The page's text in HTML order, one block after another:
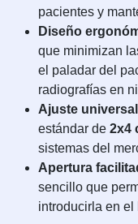
pacientes y
Diseño
que minimizan
el paladar del
radiografías en
Ajuste
estándar de 2x4
sistemas del
Apertura
sencillo que
introducirla en el